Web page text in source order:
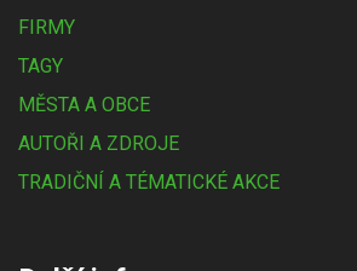
FIRMY
TAGY
MĚSTA A OBCE
AUTOŘI A ZDROJE
TRADIČNÍ A TÉMATICKÉ AKCE